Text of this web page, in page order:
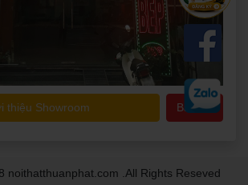
thiệu Showroom Bản đồ
noithatthuanphat.com .All Rights Reseved